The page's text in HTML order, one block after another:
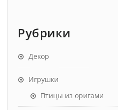
Рубрики
Декор
Игрушки
Птицы из оригами